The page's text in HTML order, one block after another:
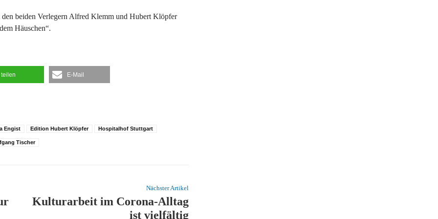
beiden Verlegern Alfred Klemm und Hubert Klöpfer
Häuschen“.
teilen E-Mail
Engist Edition Hubert Klöpfer Hospitalhof Stuttgart
Tischer
Nächster Artikel
Kulturarbeit im Corona-Alltag
ist vielfältig